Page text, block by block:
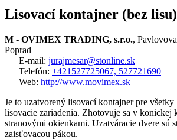
Lisovací kontajner (bez lisu)
M - OVIMEX TRADING, s.r.o.,
Poprad
E-mail: jurajmesar@stonline.sk
Telefón: +421527725067, 527721690
Web: http://www.movimex.sk
Je to uzatvorený lisovací kontajner pre všetky
lisovacie zariadenia. Zhotovuje sa v konickej
stranovými okienkami. Uzatváracie dvere sú
zaisťovacou pákou.